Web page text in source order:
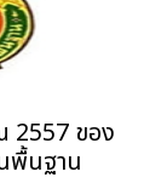
ของ
พื้นฐาน